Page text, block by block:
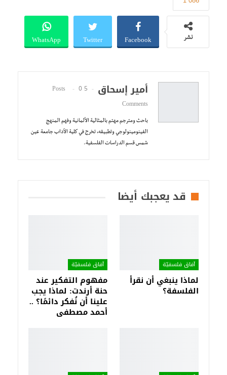
نشر Facebook
Twitter
WhatsApp
أمير إسحاق 5 Posts
0
Comments
باحث ومترجم مهتم بالمثالية الألمانية وفهم المنهج
الفينومينولوجي وتطبيقه، تخرج في كلية الآداب جامعة عين
شمس قسم الدراسات الفلسفية.
قد يعجبك أيضا
آفاق فلسفيّة‎
لماذا ينبغي أن نقرأ
الفلسفة؟
آفاق فلسفيّة‎
مفهوم التفكير عند
حنة أرندت: لماذا يجب
علينا أن نُفكر دائمًا؟ ..
أحمد مصطفى